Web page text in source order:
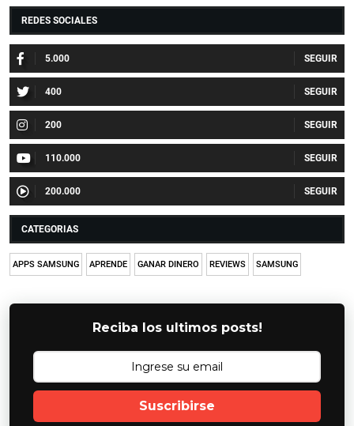
REDES SOCIALES
5.000
400
200
110.000
200.000
CATEGORIAS
APPS SAMSUNG APRENDE GANAR DINERO REVIEWS SAMSUNG
Reciba los ultimos posts!
Suscribirse